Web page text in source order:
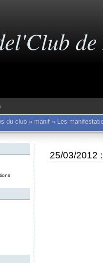
de
du club» manif» Les
25/03/2012